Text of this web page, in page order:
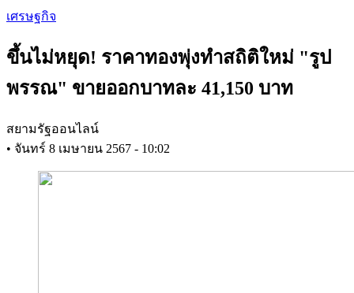
Skip
main
content
เศรษฐกิจ
ขึ้นไม่หยุด! ราคาทองพุ่งทำสถิติใหม่ "รูป
พรรณ" ขายออกบาทละ 41,150 บาท
สยามรัฐออนไลน์
• จันทร์ 8 เมษายน 2567 - 10:02